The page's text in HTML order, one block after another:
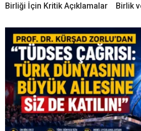
Birliği İçin Kritik Açıklamalar
Birlik